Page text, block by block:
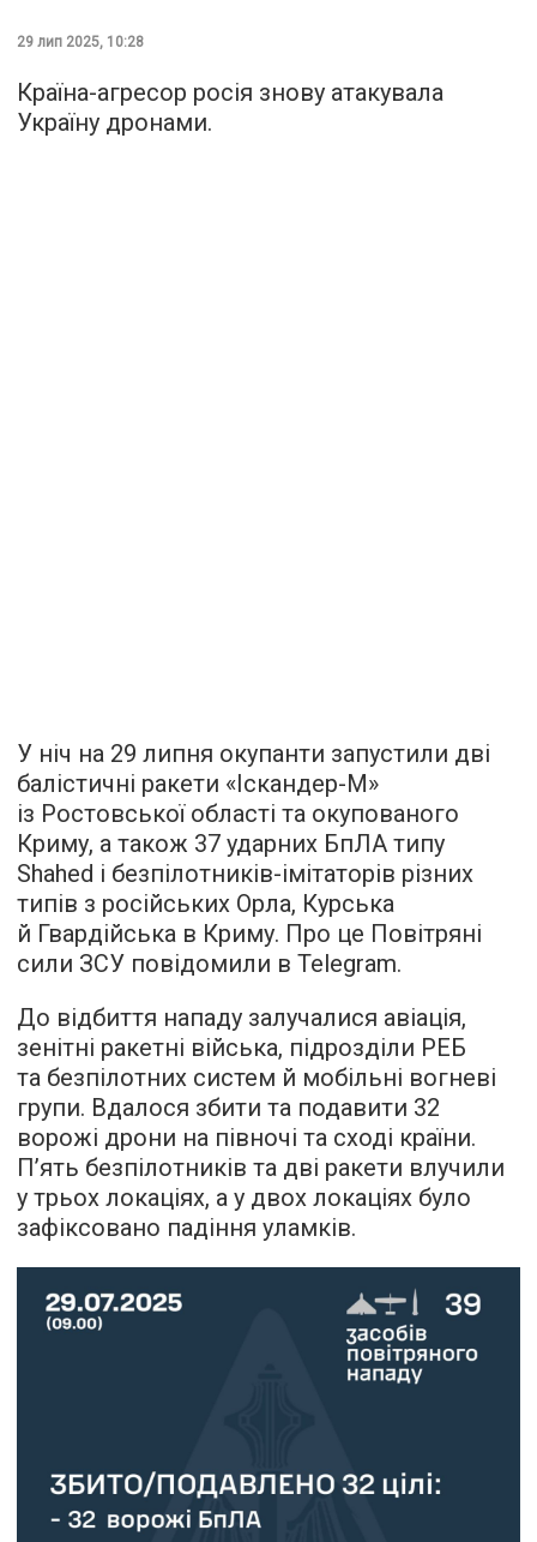
29 лип 2025, 10:28
Країна-агресор росія знову атакувала
Україну дронами.
У ніч на 29 липня окупанти запустили дві
балістичні ракети «Іскандер-М»
із Ростовської області та окупованого
Криму, а також 37 ударних БпЛА типу
Shahed і безпілотників-імітаторів різних
типів з російських Орла, Курська
й Гвардійська в Криму. Про це Повітряні
сили ЗСУ повідомили в Telegram.
До відбиття нападу залучалися авіація,
зенітні ракетні війська, підрозділи РЕБ
та безпілотних систем й мобільні вогневі
групи. Вдалося збити та подавити 32
ворожі дрони на півночі та сході країни.
П’ять безпілотників та дві ракети влучили
у трьох локаціях, а у двох локаціях було
зафіксовано падіння уламків.